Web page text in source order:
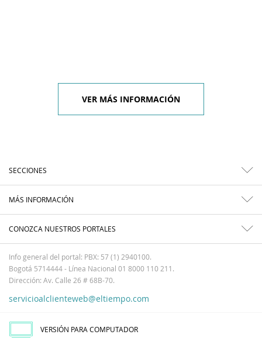
VER MÁS INFORMACIÓN
SECCIONES
MÁS INFORMACIÓN
CONOZCA NUESTROS PORTALES
Info general del portal: PBX: 57 (1) 2940100.
Bogotá 5714444 - Línea Nacional 01 8000 110 211.
Dirección: Av. Calle 26 # 68B-70.
servicioalclienteweb@eltiempo.com
VERSIÓN PARA COMPUTADOR